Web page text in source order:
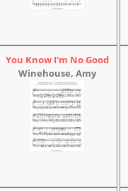
You Know I'm No Good
Winehouse, Amy